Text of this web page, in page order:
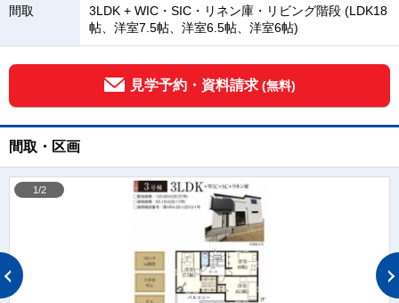
間取
3LDK + WIC・SIC・リネン庫・リビング階段 (LDK18
帖、洋室7.5帖、洋室6.5帖、洋室6帖)
見学予約・資料請求 (無料)
間取・区画
1/2